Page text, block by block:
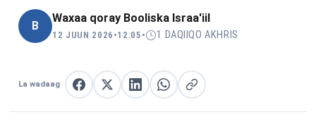
B
Waxaa qoray Booliska Israa'iil
12 JUUN 2026 •12:05 • 1 DAQIIQO AKHRIS
La wadaag La wadaag Facebook
La wadaag XLa wadaag LinkedIn
La wadaag WhatsApp
Nuqul link